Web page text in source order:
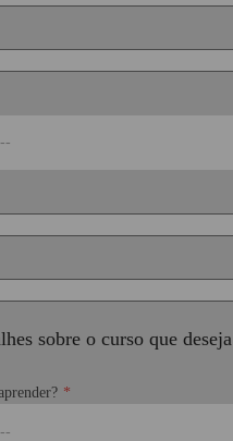
sobre o curso que deseja